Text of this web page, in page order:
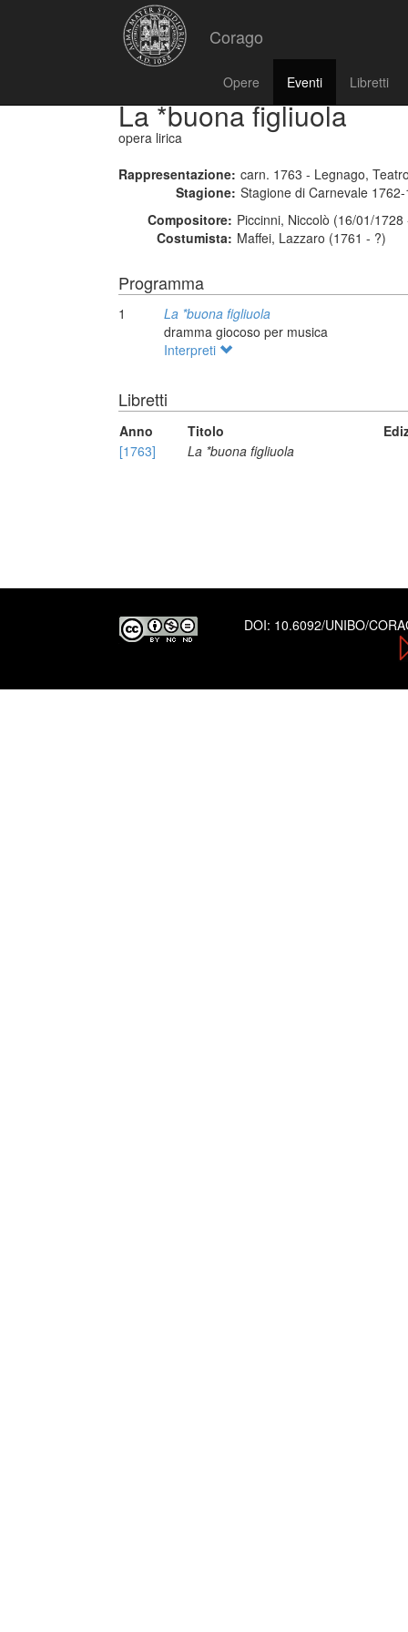
Corago
Opere Eventi Libretti
La *buona figliuola
opera lirica
Rappresentazione: carn. 1763 - Legnago,
Stagione: Stagione di Carnevale
Compositore: Piccinni, Niccolò (16/01/
Costumista: Maffei, Lazzaro (1761 - ?)
Programma
1
La *buona figliuola
dramma giocoso per musica
Interpreti
Libretti
Anno Titolo
[1763]
La *buona figliuola
DOI: 10.6092/UNIBO/